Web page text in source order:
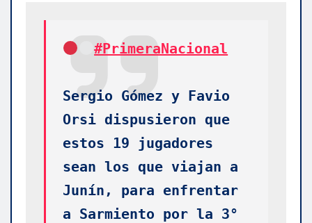
#PrimeraNacional
Sergio Gómez y Favio
Orsi dispusieron que
estos 19 jugadores
sean los que viajan a
Junín, para enfrentar
a Sarmiento por la 3°